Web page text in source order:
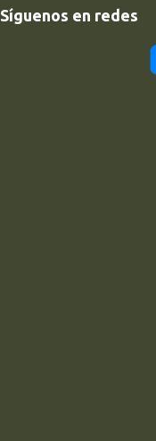
Síguenos en redes